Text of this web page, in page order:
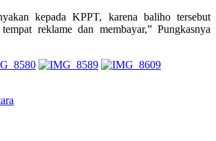
kepada KPPT, karena baliho tersebut
reklame dan membayar,” Pungkasnya